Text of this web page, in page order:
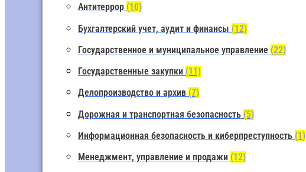
Антитеррор (10)
Бухгалтерский учет, аудит и финансы (12)
Государственное и муниципальное управление (22)
Государственные закупки (11)
Делопроизводство и архив (7)
Дорожная и транспортная безопасность (5)
Информационная безопасность и киберпреступность (1)
Менеджмент, управление и продажи (12)